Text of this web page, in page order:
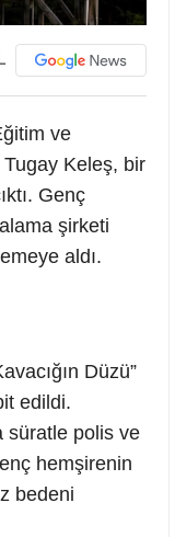
ve
Keleş, bir
Genç
şirketi
aldı.
Düzü”
edildi.
süratle polis ve
hemşirenin
bedeni